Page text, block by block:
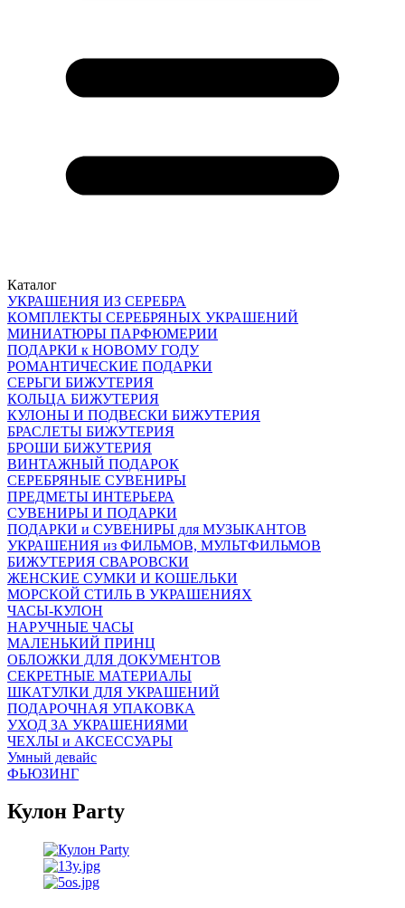
Каталог
УКРАШЕНИЯ ИЗ СЕРЕБРА
КОМПЛЕКТЫ СЕРЕБРЯНЫХ УКРАШЕНИЙ
МИНИАТЮРЫ ПАРФЮМЕРИИ
ПОДАРКИ к НОВОМУ ГОДУ
РОМАНТИЧЕСКИЕ ПОДАРКИ
СЕРЬГИ БИЖУТЕРИЯ
КОЛЬЦА БИЖУТЕРИЯ
КУЛОНЫ И ПОДВЕСКИ БИЖУТЕРИЯ
БРАСЛЕТЫ БИЖУТЕРИЯ
БРОШИ БИЖУТЕРИЯ
ВИНТАЖНЫЙ ПОДАРОК
СЕРЕБРЯНЫЕ СУВЕНИРЫ
ПРЕДМЕТЫ ИНТЕРЬЕРА
СУВЕНИРЫ И ПОДАРКИ
ПОДАРКИ и СУВЕНИРЫ для МУЗЫКАНТОВ
УКРАШЕНИЯ из ФИЛЬМОВ, МУЛЬТФИЛЬМОВ
БИЖУТЕРИЯ СВАРОВСКИ
ЖЕНСКИЕ СУМКИ И КОШЕЛЬКИ
МОРСКОЙ СТИЛЬ В УКРАШЕНИЯХ
ЧАСЫ-КУЛОН
НАРУЧНЫЕ ЧАСЫ
МАЛЕНЬКИЙ ПРИНЦ
ОБЛОЖКИ ДЛЯ ДОКУМЕНТОВ
СЕКРЕТНЫЕ МАТЕРИАЛЫ
ШКАТУЛКИ ДЛЯ УКРАШЕНИЙ
ПОДАРОЧНАЯ УПАКОВКА
УХОД ЗА УКРАШЕНИЯМИ
ЧEХЛЫ и АКСЕССУАРЫ
Умный девайс
ФЬЮЗИНГ
Кулон Party